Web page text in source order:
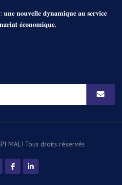
𝐧𝐨𝐮𝐯𝐞𝐥𝐥𝐞 𝐝𝐲𝐧𝐚𝐦𝐢𝐪𝐮𝐞 𝐚𝐮 𝐬𝐞𝐫𝐯𝐢𝐜𝐞
𝐞́𝐜𝐨𝐧𝐨𝐦𝐢𝐪𝐮𝐞.
MALI Tous droits réservés